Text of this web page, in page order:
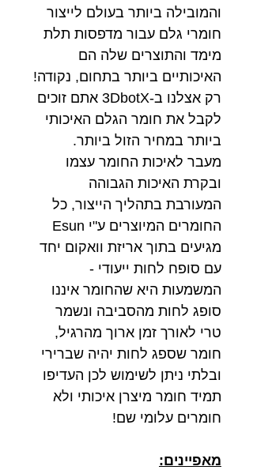
והמובילה ביותר בעולם לייצור
חומרי גלם עבור מדפסות תלת
מימד והתוצרים שלה הם
האיכותיים ביותר בתחום, נקודה!
רק אצלנו ב-3DbotX אתם זוכים
לקבל את חומר הגלם האיכותי
ביותר במחיר הזול ביותר.
מעבר לאיכות החומר עצמו
ובקרת האיכות הגבוהה
המעורבת בתהליך הייצור, כל
החומרים המיוצרים ע"י Esun
מגיעים בתוך אריזת וואקום יחד
עם סופח לחות ייעודי -
המשמעות היא שהחומר איננו
סופג לחות מהסביבה ונשמר
טרי לאורך זמן ארוך מהרגיל,
חומר שספג לחות יהיה שברירי
ובלתי ניתן לשימוש לכן העדיפו
תמיד חומר מיצרן איכותי ולא
חומרים עלומי שם!
מאפיינים: